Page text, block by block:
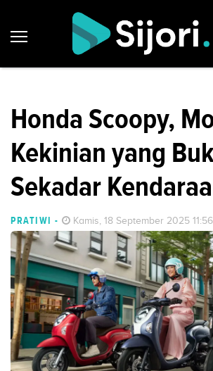
Honda Scoopy,
Kekinian yang
Sekadar
PRATIWI - Kamis, 18 September 2025